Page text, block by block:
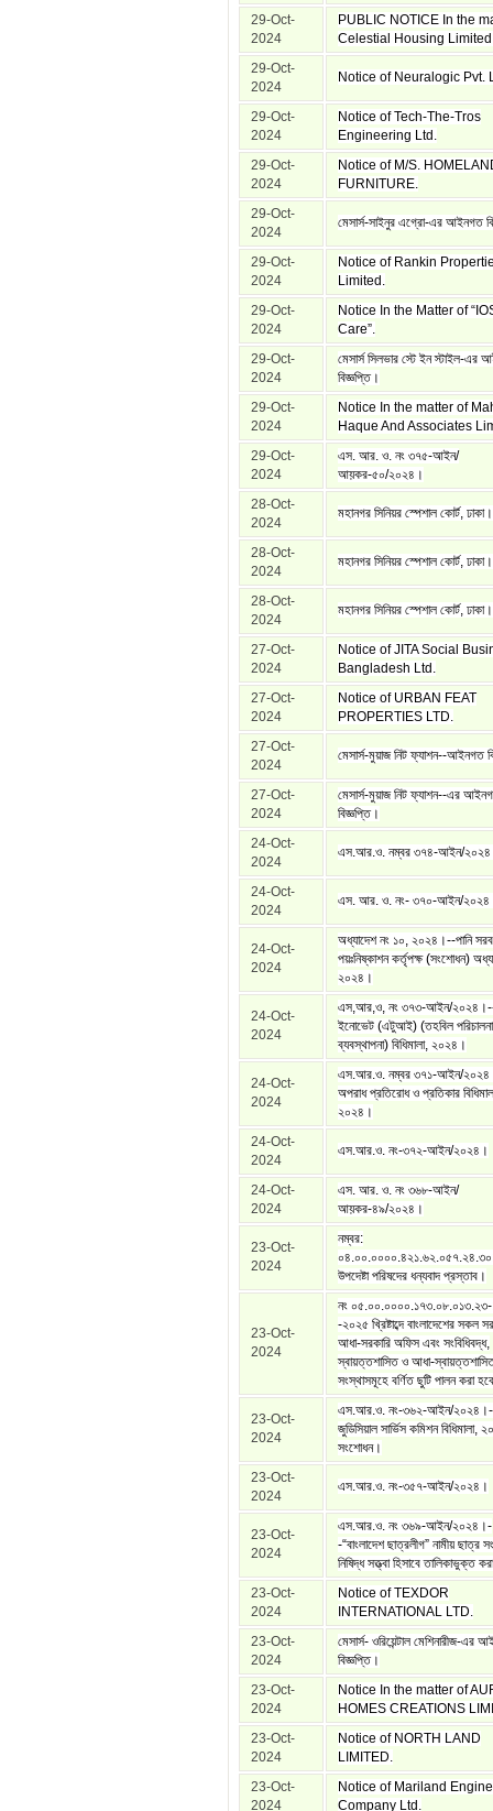
29-Oct-
2024
PUBLIC NOTICE In the
Celestial Housing
29-Oct-
2024
Notice of Neuralogic Pvt.
29-Oct-
2024
Notice of Tech-The-Tros
Engineering Ltd.
29-Oct-
2024
Notice of M/S.
FURNITURE.
29-Oct-
2024
মেসার্স-সাইনুর এগ্রো-এর আইনগত
29-Oct-
2024
Notice of Rankin
Limited.
29-Oct-
2024
Notice In the Matter of
Care”.
29-Oct-
2024
মেসার্স সিলভার স্টে ইন স্টাইল-এর
বিজ্ঞপ্তি।
29-Oct-
2024
Notice In the matter of
Haque And Associates
29-Oct-
2024
এস. আর. ও. নং ৩৭৫-আইন/
আয়কর-৫০/২০২৪।
28-Oct-
2024
মহানগর সিনিয়র স্পেশাল কোর্ট, ঢাকা।
28-Oct-
2024
মহানগর সিনিয়র স্পেশাল কোর্ট, ঢাকা।
28-Oct-
2024
মহানগর সিনিয়র স্পেশাল কোর্ট, ঢাকা।
27-Oct-
2024
Notice of JITA Social
Bangladesh Ltd.
27-Oct-
2024
Notice of URBAN FEAT
PROPERTIES LTD.
27-Oct-
2024
মেসার্স-মুয়াজ নিট ফ্যাশন--আইনগত
27-Oct-
2024
মেসার্স-মুয়াজ নিট ফ্যাশন--এর
বিজ্ঞপ্তি।
24-Oct-
2024
এস.আর.ও. নম্বর ৩৭৪-আইন/
24-Oct-
2024
এস. আর. ও. নং- ৩৭০-আইন/
24-Oct-
2024
অধ্যাদেশ নং ১০, ২০২৪।--পানি
পয়ঃনিষ্কাশন কর্তৃপক্ষ (সংশোধন)
২০২৪।
24-Oct-
2024
এস,আর,ও, নং ৩৭৩-আইন/২০২৪।--
ইনোভেট (এটুআই) (তহবিল
ব্যবস্থাপনা) বিধিমালা, ২০২৪।
24-Oct-
2024
এস.আর.ও. নম্বর ৩৭১-আইন/
অপরাধ প্রতিরোধ ও প্রতিকার
২০২৪।
24-Oct-
2024
এস.আর.ও. নং-৩৭২-আইন/২০২৪।
24-Oct-
2024
এস. আর. ও. নং ৩৬৮-আইন/
আয়কর-৪৯/২০২৪।
23-Oct-
2024
নম্বর:
উপদেষ্টা পরিষদের ধন্যবাদ প্রস্তাব।
23-Oct-
2024
নং
-২০২৫ খ্রিষ্টাব্দে বাংলাদেশের সকল
আধা-সরকারি অফিস এবং সংবিধিবদ্ধ,
স্বায়ত্তশাসিত ও আধা-
সংস্থাসমূহে বর্ণিত ছুটি পালন করা
23-Oct-
2024
এস.আর.ও. নং-৩৬২-আইন/২০২৪।--
জুডিসিয়াল সার্ভিস কমিশন বিধিমালা,
সংশোধন।
23-Oct-
2024
এস.আর.ও. নং-৩৫৭-আইন/২০২৪।
23-Oct-
2024
এস.আর.ও. নং ৩৬৯-আইন/২০২৪।-
-“বাংলাদেশ ছাত্রলীগ” নামীয় ছাত্র
নিষিদ্ধ সত্ত্বা হিসাবে তালিকাভুক্ত
23-Oct-
2024
Notice of TEXDOR
INTERNATIONAL LTD.
23-Oct-
2024
মেসার্স- ওরিয়েন্টাল মেশিনারীজ-এর
বিজ্ঞপ্তি।
23-Oct-
2024
Notice In the matter of
HOMES CREATIONS
23-Oct-
2024
Notice of NORTH LAND
LIMITED.
23-Oct-
2024
Notice of Mariland
Company Ltd.